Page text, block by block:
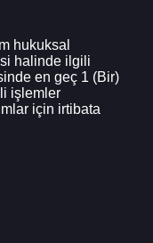
hukuksal
halinde ilgili
en geç 1 (Bir)
işlemler
için irtibata